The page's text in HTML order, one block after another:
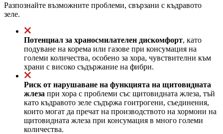
Разпознайте възможните проблеми, свързани с къдравото
зеле.
Потенциал за храносмилателен дискомфорт, като
подуване на корема или газове при консумация на
големи количества, особено за хора, чувствителни към
храни с високо съдържание на фибри.
Риск от нарушаване на функцията на щитовидната
жлеза при хора с проблеми със щитовидната жлеза, тъй
като къдравото зеле съдържа гоитрогени, съединения,
които могат да пречат на производството на хормони на
щитовидната жлеза при консумация в много големи
количества.